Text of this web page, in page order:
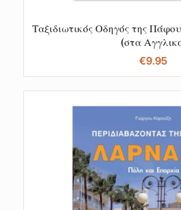
Ταξιδιωτικός Οδηγός της
(στα
€9.95